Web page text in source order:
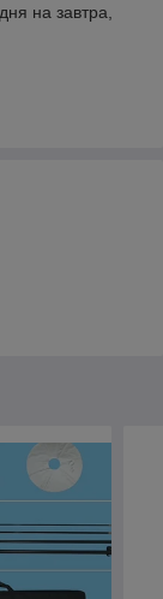
на завтра,